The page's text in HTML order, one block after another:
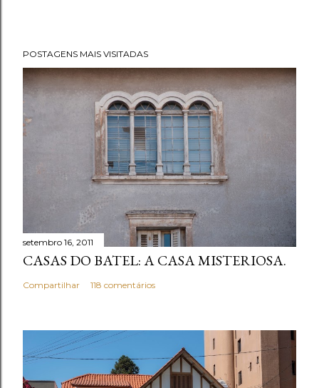
a
r
u
m
c
t
á
r
i
POSTAGENS MAIS VISITADAS
setembro 16, 2011
CASAS DO BATEL: A CASA MISTERIOSA.
Compartilhar 118 comentários